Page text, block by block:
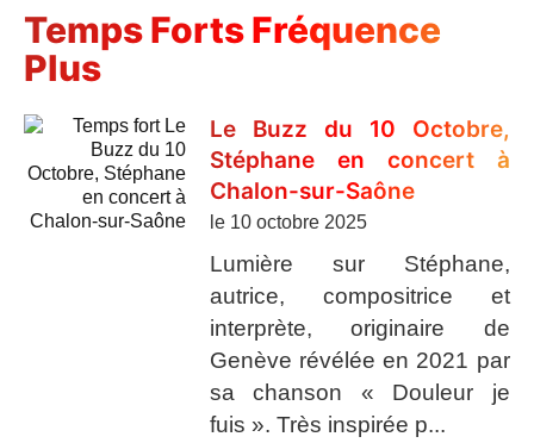
Temps Forts Fréquence
Plus
Le Buzz du 10 Octobre,
Stéphane en concert à
Chalon-sur-Saône
le 10 octobre 2025
Lumière sur Stéphane,
autrice, compositrice et
interprète, originaire de
Genève révélée en 2021 par
sa chanson « Douleur je
fuis ». Très inspirée p...